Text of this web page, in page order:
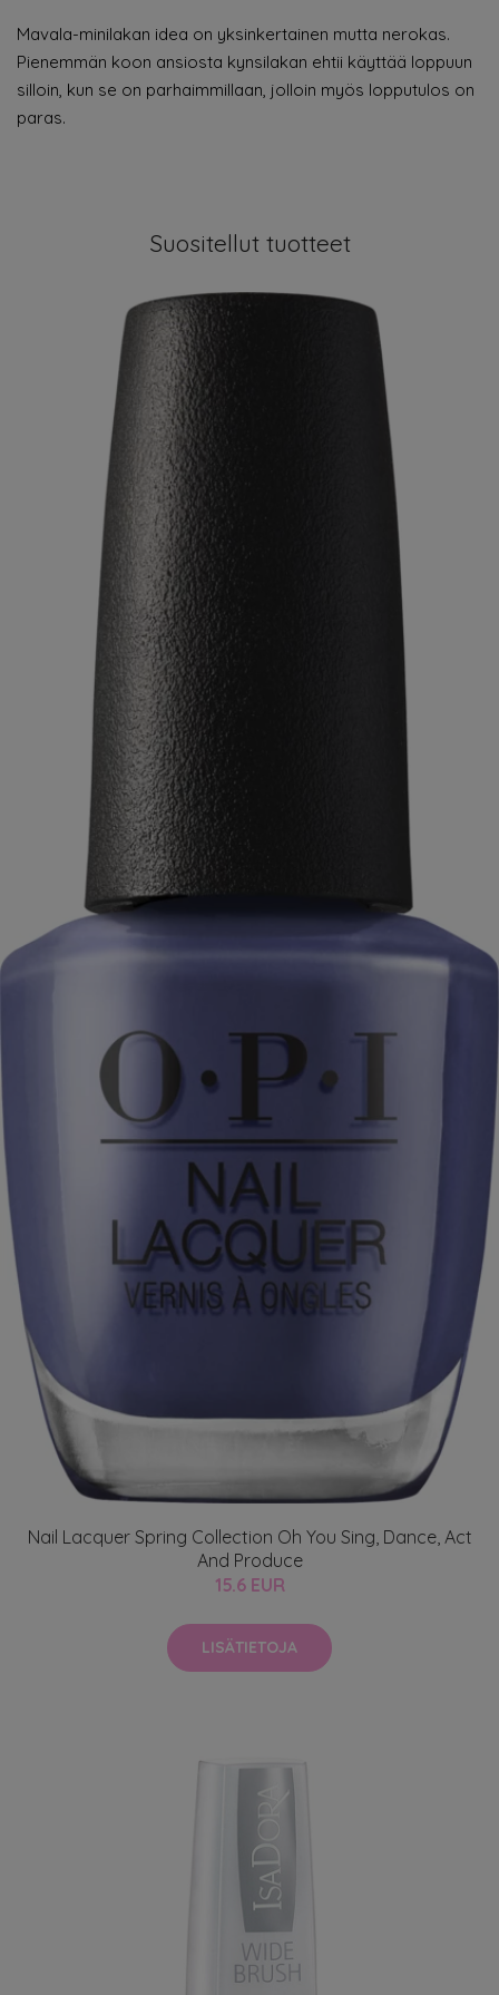
Mavala-minilakan idea on yksinkertainen mutta nerokas.
Pienemmän koon ansiosta kynsilakan ehtii käyttää loppuun
silloin, kun se on parhaimmillaan, jolloin myös lopputulos on
paras.
Suositellut tuotteet
Nail Lacquer Spring Collection Oh You Sing, Dance, Act
And Produce
15.6 EUR
LISÄTIETOJA